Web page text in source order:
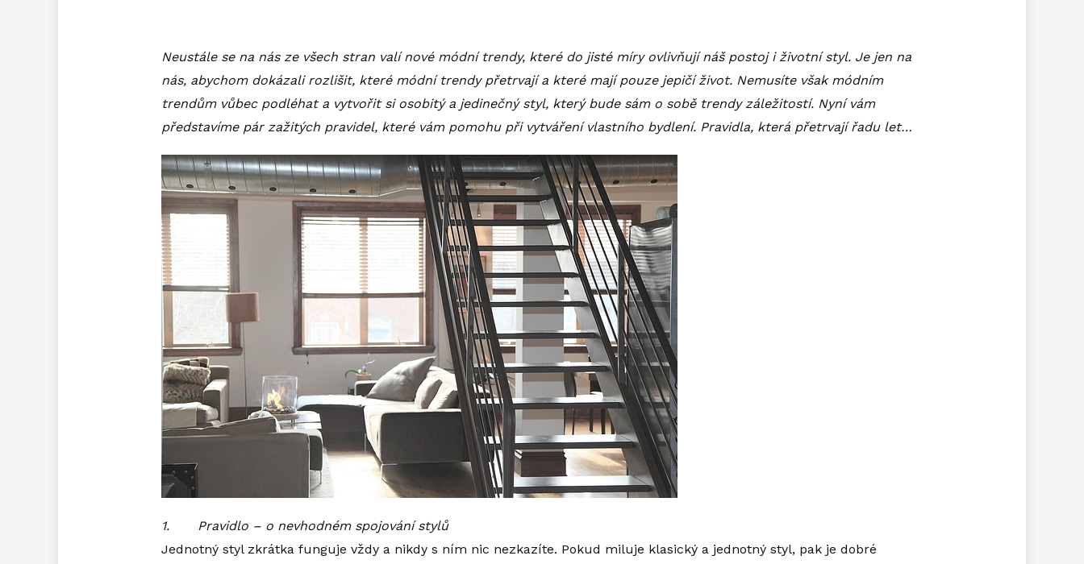
Neustále se na nás ze všech stran valí nové módní trendy, které do jisté míry ovlivňují náš postoj i životní styl. Je jen na
nás, abychom dokázali rozlišit, které módní trendy přetrvají a které mají pouze jepičí život. Nemusíte však módním
trendům vůbec podléhat a vytvořit si osobitý a jedinečný styl, který bude sám o sobě trendy záležitostí. Nyní vám
představíme pár zažitých pravidel, které vám pomohu při vytváření vlastního bydlení. Pravidla, která přetrvají řadu let…
1. Pravidlo – o nevhodném spojování stylů
Jednotný styl zkrátka funguje vždy a nikdy s ním nic nezkazíte. Pokud miluje klasický a jednotný styl, pak je dobré